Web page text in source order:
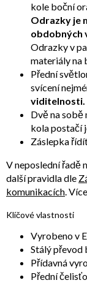
kole boční
Odrazky je
obdobných
Odrazky v
materiály na
Přední
svícení
viditelnosti.
Dvě na sobě
kola postačí
Záslepka
V neposlední řadě
další pravidla dle
komunikacích.
Klíčové vlastnosti
Vyrobeno v
Stálý převod
Přídavná
Přední